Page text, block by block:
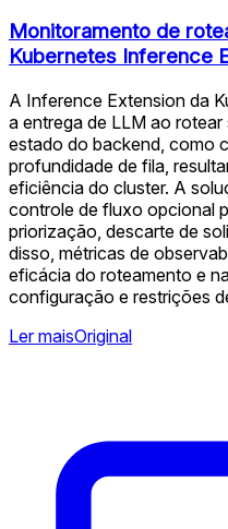
Monitoramento de
Kubernetes Inference
A Inference Extension da
a entrega de LLM ao
estado do backend, como
profundidade de fila,
eficiência do cluster. A
controle de fluxo opcional
priorização, descarte de
disso, métricas de
eficácia do roteamento e
configuração e restrições
Ler maisOriginal